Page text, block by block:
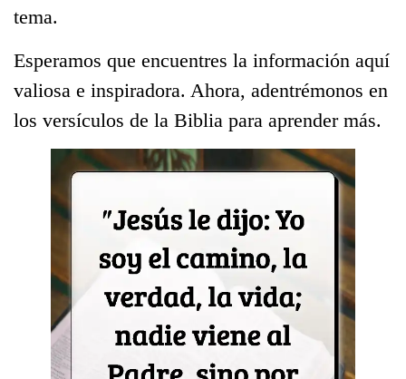
tema.
Esperamos que encuentres la información aquí
valiosa e inspiradora. Ahora, adentrémonos en
los versículos de la Biblia para aprender más.